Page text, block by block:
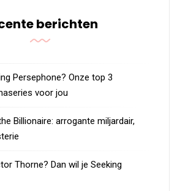
berichten
Persephone? Onze top 3
voor jou
Billionaire: arrogante miljardair,
Thorne? Dan wil je Seeking